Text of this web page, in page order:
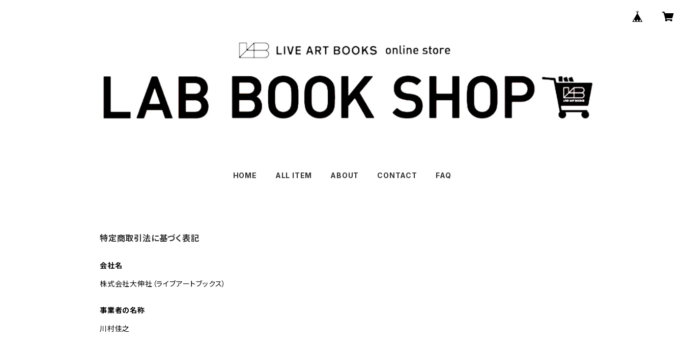
HOME ALL ITEM ABOUT CONTACT FAQ
特定商取引法に基づく表記
会社名
株式会社大伸社（ライブアートブックス）
事業者の名称
川村佳之